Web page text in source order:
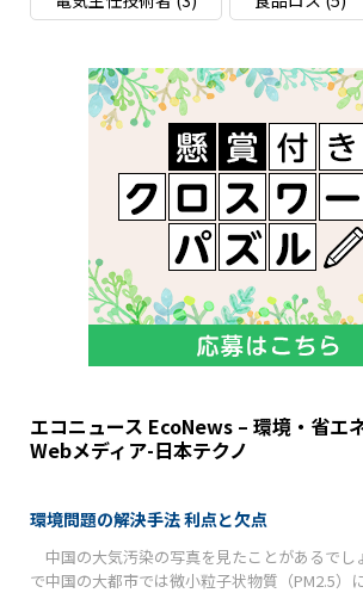
エコニュース EcoNews – 環境・省エ
Webメディア-日本テクノ
環境問題の解決手法 利点と欠点
中国の大気汚染の写真を見たことがあるでし
で中国の大都市では微小粒子状物質（PM2.5）